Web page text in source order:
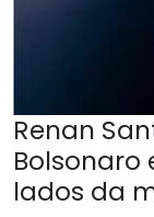
Renan
Bolsonaro
lados da